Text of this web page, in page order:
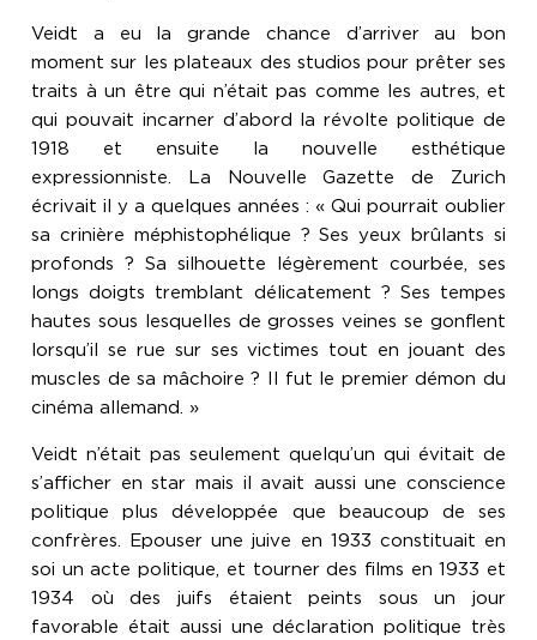
Veidt a eu la grande chance d’arriver au bon
moment sur les plateaux des studios pour prêter ses
traits à un être qui n’était pas comme les autres, et
qui pouvait incarner d’abord la révolte politique de
1918 et ensuite la nouvelle esthétique
expressionniste. La Nouvelle Gazette de Zurich
écrivait il y a quelques années : « Qui pourrait oublier
sa crinière méphistophélique ? Ses yeux brûlants si
profonds ? Sa silhouette légèrement courbée, ses
longs doigts tremblant délicatement ? Ses tempes
hautes sous lesquelles de grosses veines se gonflent
lorsqu’il se rue sur ses victimes tout en jouant des
muscles de sa mâchoire ? Il fut le premier démon du
cinéma allemand. »
Veidt n’était pas seulement quelqu’un qui évitait de
s’afficher en star mais il avait aussi une conscience
politique plus développée que beaucoup de ses
confrères. Epouser une juive en 1933 constituait en
soi un acte politique, et tourner des films en 1933 et
1934 où des juifs étaient peints sous un jour
favorable était aussi une déclaration politique très